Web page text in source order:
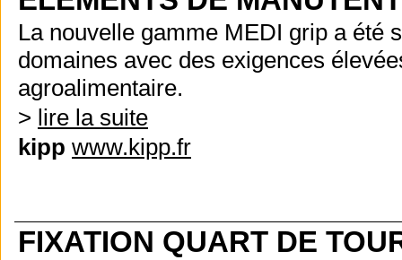
La nouvelle gamme MEDI grip a été
domaines avec des exigences
agroalimentaire.
> lire la suite
kipp www.kipp.fr
FIXATION QUART DE